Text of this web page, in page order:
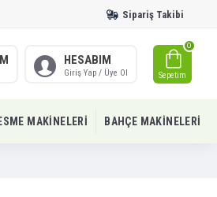
Sipariş Takibi
HESABIM
Giriş Yap / Üye Ol Sepetim
0
MAKINELERI BAHÇE MAKINELERI